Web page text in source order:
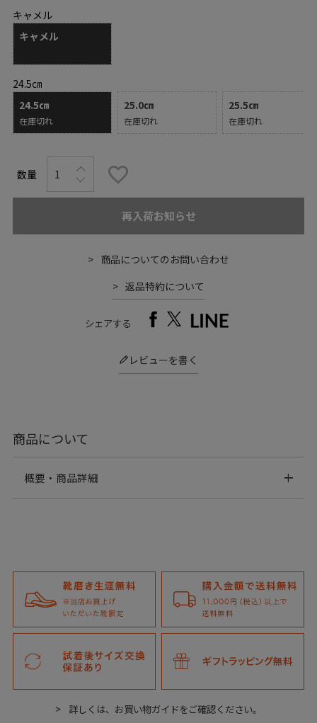
24.5㎝
24.5㎝
在庫切れ
25.0㎝
在庫切れ
25.5㎝
在庫切れ
キャメル
キャメル
再入荷お知らせ
商品についてのお問い合わせ
返品特約について
シェアする
レビューを書く
商品について
概要・商品詳細
詳しくは、お買い物ガイドをご確認ください。